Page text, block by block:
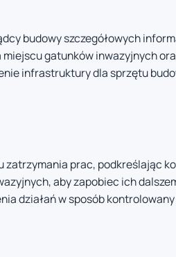
budowy szczegółowych
gatunków inwazyjnych
infrastruktury dla sprzętu
zatrzymania prac, podkreślając
aby zapobiec ich
działań w sposób